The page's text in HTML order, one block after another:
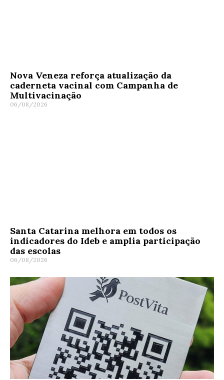
Nova Veneza reforça atualização da
caderneta vacinal com Campanha de
Multivacinação
06/08/2026
Santa Catarina melhora em todos os
indicadores do Ideb e amplia participação
das escolas
06/08/2026